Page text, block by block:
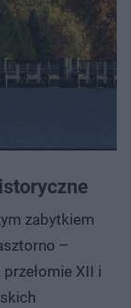
zabytkiem
–
XII i